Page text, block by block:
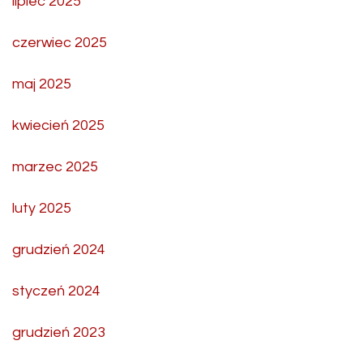
czerwiec 2025
maj 2025
kwiecień 2025
marzec 2025
luty 2025
grudzień 2024
styczeń 2024
grudzień 2023